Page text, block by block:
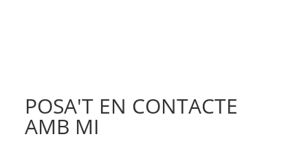
POSA'T EN CONTACTE
AMB MI